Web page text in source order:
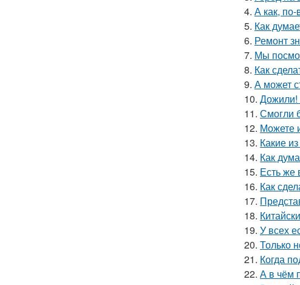
4. А как,
5. Как
6. Ремонт
7. Мы
8. Как
9. А может
10. Дожили!
11. Смогли
12. Можете
13. Какие
14. Как
15. Есть же
16. Как
17.
18.
19. У всех
20. Только
21. Когда
22. А в чём